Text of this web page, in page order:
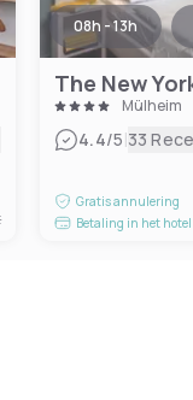
08h - 13h
The New
Mülheim
4.4/5|33
Gratis annulering
Betaling in het hotel